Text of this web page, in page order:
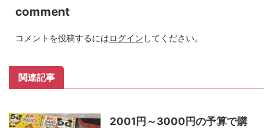
comment
コメントを投稿するにはログイン してください。
関連記事
2001円～3000円の予算で購